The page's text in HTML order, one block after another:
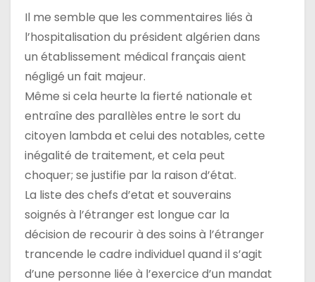
a
r
t
c
e
Il me semble que les commentaires liés à
l’hospitalisation du président algérien dans
un établissement médical français aient
négligé un fait majeur.
Même si cela heurte la fierté nationale et
entraîne des parallèles entre le sort du
citoyen lambda et celui des notables, cette
inégalité de traitement, et cela peut
choquer; se justifie par la raison d’état.
La liste des chefs d’etat et souverains
soignés à l’étranger est longue car la
décision de recourir à des soins à l’étranger
trancende le cadre individuel quand il s’agit
d’une personne liée à l’exercice d’un mandat